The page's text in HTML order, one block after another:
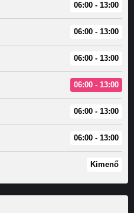
06:00 - 13:00
06:00 - 13:00
06:00 - 13:00
06:00 - 13:00
06:00 - 13:00
06:00 - 13:00
Kimenő